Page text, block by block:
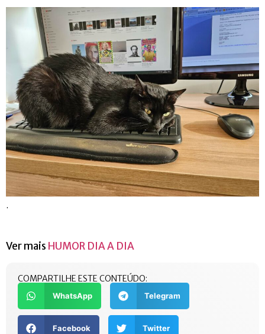
.
Ver mais HUMOR DIA A DIA
COMPARTILHE ESTE CONTEÚDO:
WhatsApp Telegram
Facebook Twitter